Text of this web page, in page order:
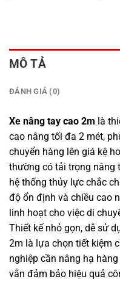
MÔ TẢ
ĐÁNH GIÁ (0)
Xe nâng tay cao 2m là
cao nâng tối đa 2 mét,
chuyển hàng lên giá kệ
thường có tải trọng nâng
hệ thống thủy lực chắc
độ ổn định và chiều cao
linh hoạt cho việc di
Thiết kế nhỏ gọn, dễ sử
2m là lựa chọn tiết kiệm
nghiệp cần nâng hạ
vẫn đảm bảo hiệu quả